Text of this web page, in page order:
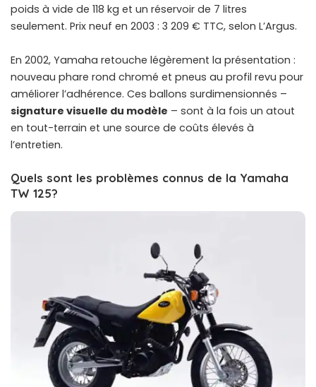
poids à vide de 118 kg et un réservoir de 7 litres
seulement. Prix neuf en 2003 : 3 209 € TTC, selon L’Argus.
En 2002, Yamaha retouche légèrement la présentation :
nouveau phare rond chromé et pneus au profil revu pour
améliorer l’adhérence. Ces ballons surdimensionnés –
signature visuelle du modèle – sont à la fois un atout
en tout-terrain et une source de coûts élevés à
l’entretien.
Quels sont les problèmes connus de la Yamaha
TW 125?